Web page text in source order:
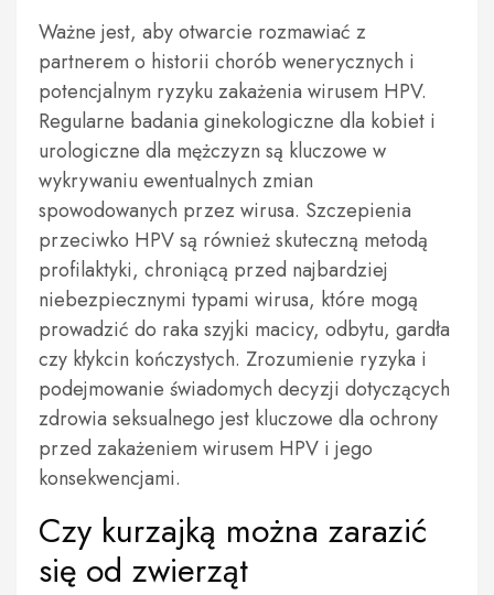
Ważne jest, aby otwarcie rozmawiać z
partnerem o historii chorób wenerycznych i
potencjalnym ryzyku zakażenia wirusem HPV.
Regularne badania ginekologiczne dla kobiet i
urologiczne dla mężczyzn są kluczowe w
wykrywaniu ewentualnych zmian
spowodowanych przez wirusa. Szczepienia
przeciwko HPV są również skuteczną metodą
profilaktyki, chroniącą przed najbardziej
niebezpiecznymi typami wirusa, które mogą
prowadzić do raka szyjki macicy, odbytu, gardła
czy kłykcin kończystych. Zrozumienie ryzyka i
podejmowanie świadomych decyzji dotyczących
zdrowia seksualnego jest kluczowe dla ochrony
przed zakażeniem wirusem HPV i jego
konsekwencjami.
Czy kurzajką można zarazić
się od zwierząt